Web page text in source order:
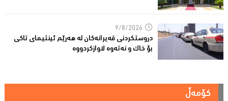
9/8/2026
دروستكردنی قەیرانەكان لە هەرێم ئینتیمای تاكى
بۆ خاك و نەتەوە لاوازکردووە
کۆمەڵ